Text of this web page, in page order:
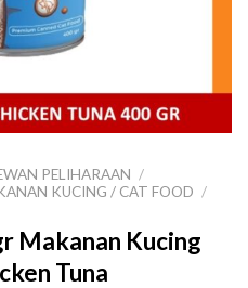
PELIHARAAN /
KUCING / CAT FOOD /
Makanan Kucing
Tuna